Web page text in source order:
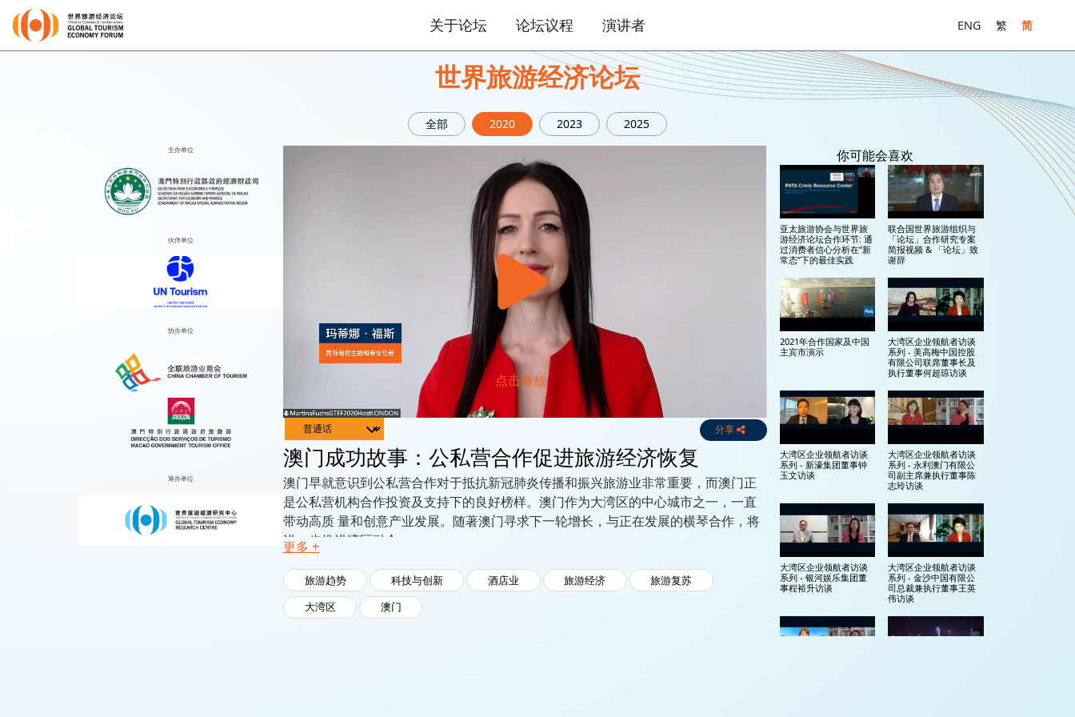
关于论坛 论坛议程 演讲者 ENG 繁 简
世界旅游经济论坛
全部 2020 2023 2025
主办单位
伙伴单位
协办单位
筹办单位
Channels 分享
澳门成功故事：公私营合作促进旅游经济恢复
澳门早就意识到公私营合作对于抵抗新冠肺炎传播和振兴旅游业非常重要，而澳门正
是公私营机构合作投资及支持下的良好榜样。澳门作为大湾区的中心城市之一，一直
带动高质 量和创意产业发展。随著澳门寻求下一轮增长，与正在发展的横琴合作，将
进一步推进湾区融合。
量。 澳门的旅游业通过公私营机构以全新的方法协调合作，显示出其应变力和创新
力。本环节将重点介绍澳门为协助旅游业的复苏而制定的策略和政策，以及公私营机
构建立的伙伴关系如何提高企业社会责任、支援就业和提供技能、协助中小企业以及
更多 +
旅游趋势 科技与创新 酒店业 旅游经济
旅游复苏
大湾区
澳门
你可能会喜欢
亚太旅游协会与世界旅
游经济论坛合作环节: 通
过消费者信心分析在“新
常态”下的最佳实践
联合国世界旅游组织与
「论坛」合作研究专案
简报视频 & 「论坛」致
谢辞
2021年合作国家及中国
主宾市演示
大湾区企业领航者访谈
系列 - 美高梅中国控股
有限公司联席董事长及
执行董事何超琼访谈
大湾区企业领航者访谈
系列 - 新濠集团董事钟
玉文访谈
大湾区企业领航者访谈
系列 - 永利澳门有限公
司副主席兼执行董事陈
志玲访谈
大湾区企业领航者访谈
系列 - 银河娱乐集团董
事程裕升访谈
大湾区企业领航者访谈
系列 - 金沙中国有限公
司总裁兼执行董事王英
伟访谈